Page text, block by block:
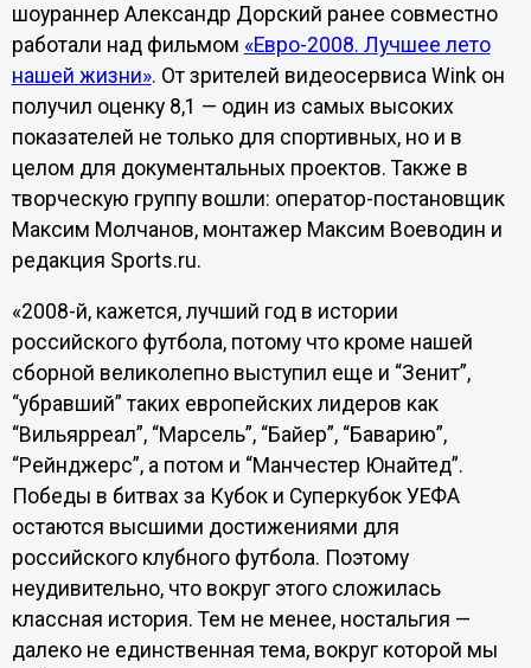
шоураннер Александр Дорский ранее совместно
работали над фильмом «Евро-2008. Лучшее лето
нашей жизни». От зрителей видеосервиса Wink он
получил оценку 8,1 — один из самых высоких
показателей не только для спортивных, но и в
целом для документальных проектов. Также в
творческую группу вошли: оператор-постановщик
Максим Молчанов, монтажер Максим Воеводин и
редакция Sports.ru.
«2008-й, кажется, лучший год в истории
российского футбола, потому что кроме нашей
сборной великолепно выступил еще и “Зенит”,
“убравший” таких европейских лидеров как
“Вильярреал”, “Марсель”, “Байер”, “Баварию”,
“Рейнджерс”, а потом и “Манчестер Юнайтед”.
Победы в битвах за Кубок и Суперкубок УЕФА
остаются высшими достижениями для
российского клубного футбола. Поэтому
неудивительно, что вокруг этого сложилась
классная история. Тем не менее, ностальгия —
далеко не единственная тема, вокруг которой мы